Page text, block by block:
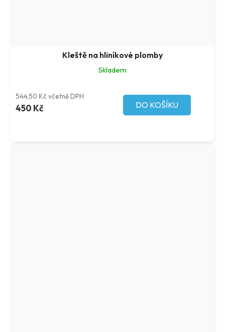
Kleště na hliníkové plomby
Skladem
544,50 Kč včetně DPH
450 Kč DO KOŠÍKU